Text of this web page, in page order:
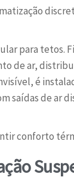
para tetos.
de ar,
é
saídas de ar
conforto